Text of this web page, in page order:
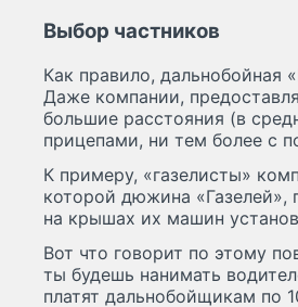
Выбор частников
Как правило, дальнобойная
Даже компании,
большие расстояния (в
прицепами, ни тем более с
К примеру, «‎газелисты»
которой дюжина «‎Газелей»,
на крышах их машин
Вот что говорит по этому
ты будешь нанимать
платят дальнобойщикам по